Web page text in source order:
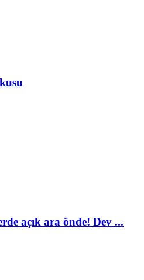
açık ara önde! Dev ...